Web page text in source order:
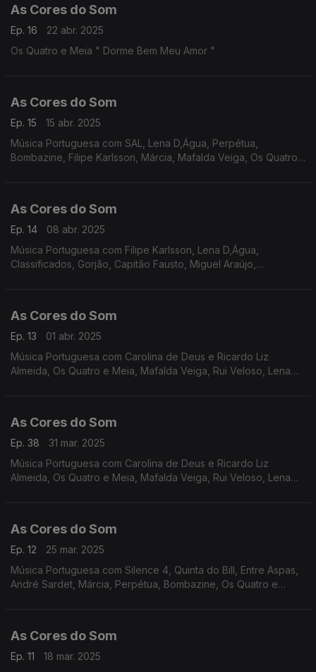
As Cores do Som
Ep. 16
22 abr. 2025
Os Quatro e Meia " Dorme Bem Meu Amor "
As Cores do Som
Ep. 15
15 abr. 2025
Música Portuguesa com SAL, Lena D,Água, Perpétua,
Bombazine, Filipe Karlsson, Márcia, Mafalda Veiga, Os Quatro
As Cores do Som
Ep. 14
08 abr. 2025
Música Portuguesa com Filipe Karlsson, Lena D,Água,
Classificados, Gorjão, Capitão Fausto, Miguel Araújo,
As Cores do Som
Ep. 13
01 abr. 2025
Música Portuguesa com Carolina de Deus e Ricardo Liz
Almeida, Os Quatro e Meia, Mafalda Veiga, Rui Veloso, Lena
As Cores do Som
Ep. 38
31 mar. 2025
Música Portuguesa com Carolina de Deus e Ricardo Liz
Almeida, Os Quatro e Meia, Mafalda Veiga, Rui Veloso, Lena
As Cores do Som
Ep. 12
25 mar. 2025
Música Portuguesa com Silence 4, Quinta do Bill, Entre Aspas,
André Sardet, Márcia, Perpétua, Bombazine, Os Quatro e
As Cores do Som
Ep. 11
18 mar. 2025